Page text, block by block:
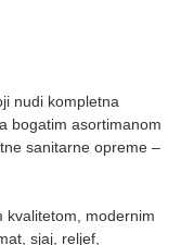
nudi kompletna
bogatim asortimanom
sanitarne opreme –
kvalitetom, modernim
sjaj, reljef,